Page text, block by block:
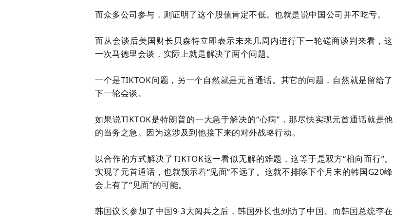
而众多公司参与，则证明了这个股值肯定不低。也就是说中国公司并不吃亏。
而从会谈后美国财长贝森特立即表示未来几周内进行下一轮磋商谈判来看，这
一次马德里会谈，实际上就是解决了两个问题。
一个是TIKTOK问题，另一个自然就是元首通话。其它的问题，自然就是留给了
下一轮会谈。
如果说TIKTOK是特朗普的一大急于解决的“心病”，那尽快实现元首通话就是他
的当务之急。因为这涉及到他接下来的对外战略行动。
以合作的方式解决了TIKTOK这一看似无解的难题，这等于是双方“相向而行”。
实现了元首通话，也就预示着“见面”不远了。这就不排除下个月末的韩国G20峰
会上有了“见面”的可能。
韩国议长参加了中国9·3大阅兵之后，韩国外长也到访了中国。而韩国总统李在